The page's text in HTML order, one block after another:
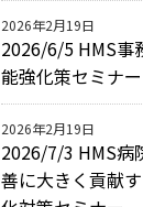
2026/6/5 HMS事
能強化策セミナー
2026年2月19日
2026/7/3 HMS病
善に大きく貢献
2026年2月19日